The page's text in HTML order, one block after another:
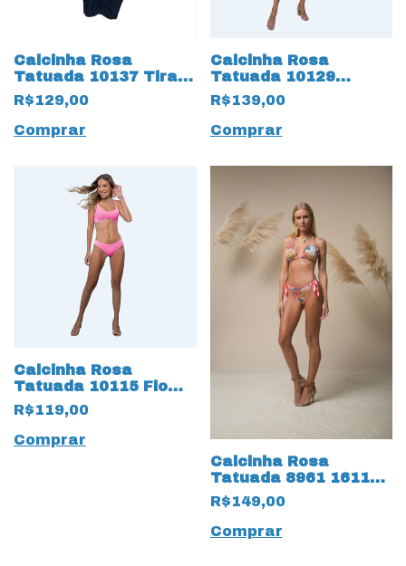
Calcinha Rosa
Tatuada 10137 Tira
Anarruga Preto
R$129,00
Comprar
Calcinha Rosa
Tatuada 10129
Tradicional
Reversível Preto
R$139,00
Comprar
Calcinha Rosa
Tatuada 10115 Fio
Duplo Dots Rosa Neon
R$119,00
Comprar
Calcinha Rosa
Tatuada 8961 16118
Biquini FruFru Neon
Laranja
R$149,00
Comprar